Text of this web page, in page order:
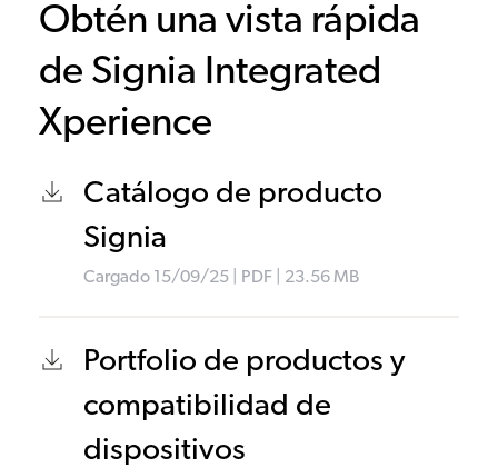
Obtén una vista rápida
de Signia Integrated
Xperience
Catálogo de producto
Signia
Cargado 15/09/25 PDF | 23.56 MB
Portfolio de productos y
compatibilidad de
dispositivos